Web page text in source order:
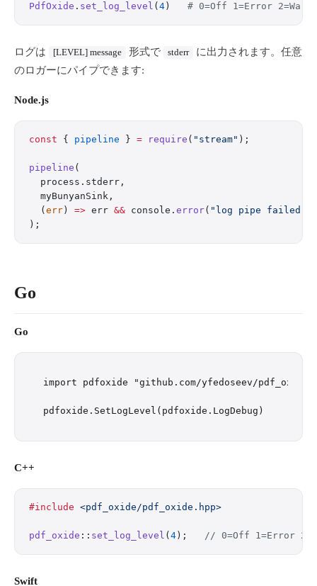
PdfOxide . set_log_level ( 4 ) # 0=Off 1=Error 2=Warn
ログは [LEVEL] message 形式で stderr
に出力されます。任意
のロガーにパイプできます:
Node.js
const { pipeline } = require ( "stream" );
pipeline (
  process.stderr,
  myBunyanSink,
  (
err ) => err && console. error( "log pipe failed"
);
Go
Go
import pdfoxide "github.com/yfedoseev/pdf_oxide/
C++
#include <pdf_oxide/pdf_oxide.hpp>
pdf_oxide :: set_log_level ( 4 );
// 0=Off 1=Error
Swift